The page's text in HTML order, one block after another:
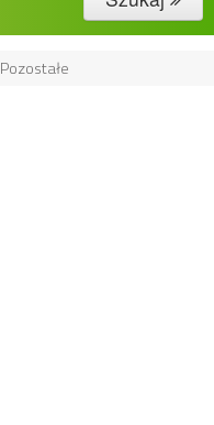
Pozostałe